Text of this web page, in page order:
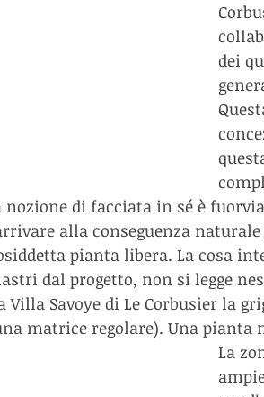
dei
di facciata in sé è
alla conseguenza
pianta libera. La cosa
dal progetto, non si legge
Villa Savoye di Le Corbusier la
matrice regolare). Una pianta
La